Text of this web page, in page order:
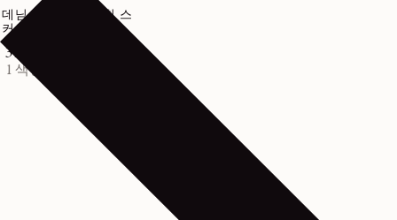
데님 소재의 비대칭 스
커트
정가
390€
1 색상